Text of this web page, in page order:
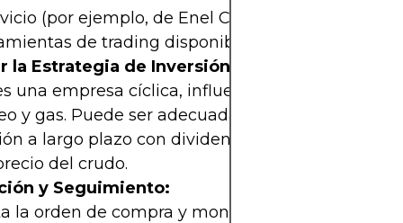
(por ejemplo, de Enel Chile). Compara las
de trading disponibles.
la Estrategia de Inversión:
una empresa cíclica, influenciada por la
y gas. Puede ser adecuada para estrategias de
a largo plazo con dividendos o de corto plazo
del crudo.
y Seguimiento:
la orden de compra y monitorea el desempeño